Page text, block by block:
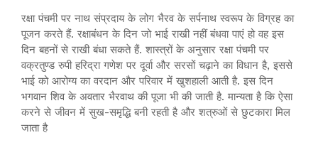
रक्षा पंचमी पर नाथ संप्रदाय के लोग भैरव के सर्पनाथ स्वरूप के विग्रह का
पूजन करते हैं. रक्षाबंधन के दिन जो भाई राखी नहीं बंधवा पाएं हो वह इस
दिन बहनों से राखी बंधा सकते हैं. शास्त्रों के अनुसार रक्षा पंचमी पर
वक्रतुण्ड रुपी हरिद्रा गणेश पर दूर्वा और सरसों चढ़ाने का विधान है, इससे
भाई को आरोग्य का वरदान और परिवार में खुशहाली आती है. इस दिन
भगवान शिव के अवतार भैरवाथ की पूजा भी की जाती है. मान्यता है कि ऐसा
करने से जीवन में सुख-समृद्धि बनी रहती है और शत्रुओं से छुटकारा मिल
जाता है